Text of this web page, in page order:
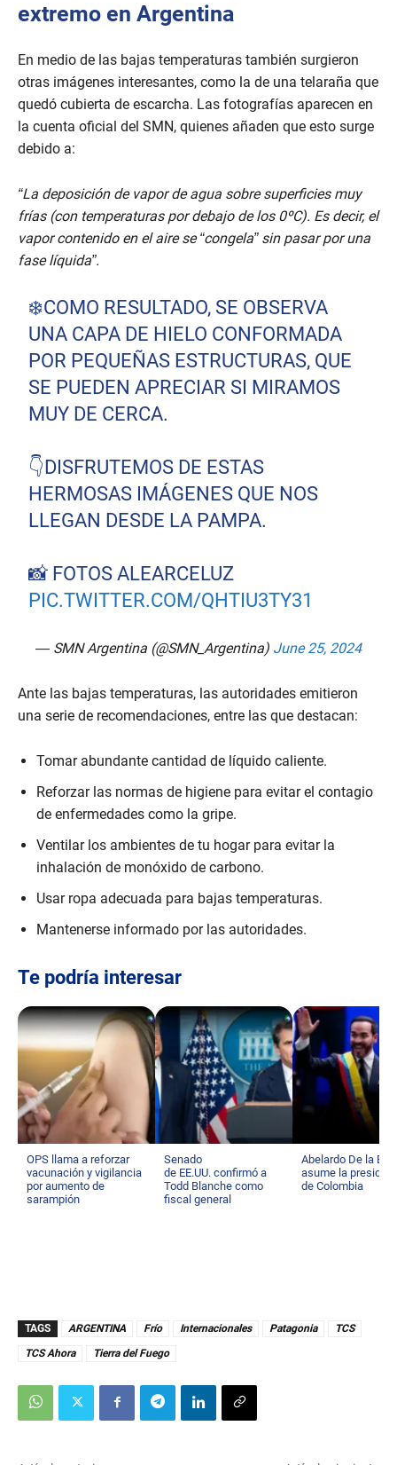
extremo en Argentina
En medio de las bajas temperaturas también surgieron
otras imágenes interesantes, como la de una telaraña que
quedó cubierta de escarcha. Las fotografías aparecen en
la cuenta oficial del SMN, quienes añaden que esto surge
debido a:
“La deposición de vapor de agua sobre superficies muy
frías (con temperaturas por debajo de los 0ºC). Es decir, el
vapor contenido en el aire se “congela” sin pasar por una
fase líquida”.
❄️COMO RESULTADO, SE OBSERVA
UNA CAPA DE HIELO CONFORMADA
POR PEQUEÑAS ESTRUCTURAS, QUE
SE PUEDEN APRECIAR SI MIRAMOS
MUY DE CERCA.
👇DISFRUTEMOS DE ESTAS
HERMOSAS IMÁGENES QUE NOS
LLEGAN DESDE LA PAMPA.
📸 FOTOS ALEARCELUZ
PIC.TWITTER.COM/QHTIU3TY31
— SMN Argentina (@SMN_Argentina) June 25, 2024
Ante las bajas temperaturas, las autoridades emitieron
una serie de recomendaciones, entre las que destacan:
Tomar abundante cantidad de líquido caliente.
Reforzar las normas de higiene para evitar el contagio
de enfermedades como la gripe.
Ventilar los ambientes de tu hogar para evitar la
inhalación de monóxido de carbono.
Usar ropa adecuada para bajas temperaturas.
Mantenerse informado por las autoridades.
Te podría interesar
OPS llama a reforzar
vacunación y vigilancia
por aumento de
sarampión
Senado
de EE.UU. confirmó a
Todd Blanche como
fiscal general
Abelardo De la
asume la
de Colombia
TAGS ARGENTINA Frío Internacionales Patagonia
TCS
TCS Ahora
Tierra del Fuego